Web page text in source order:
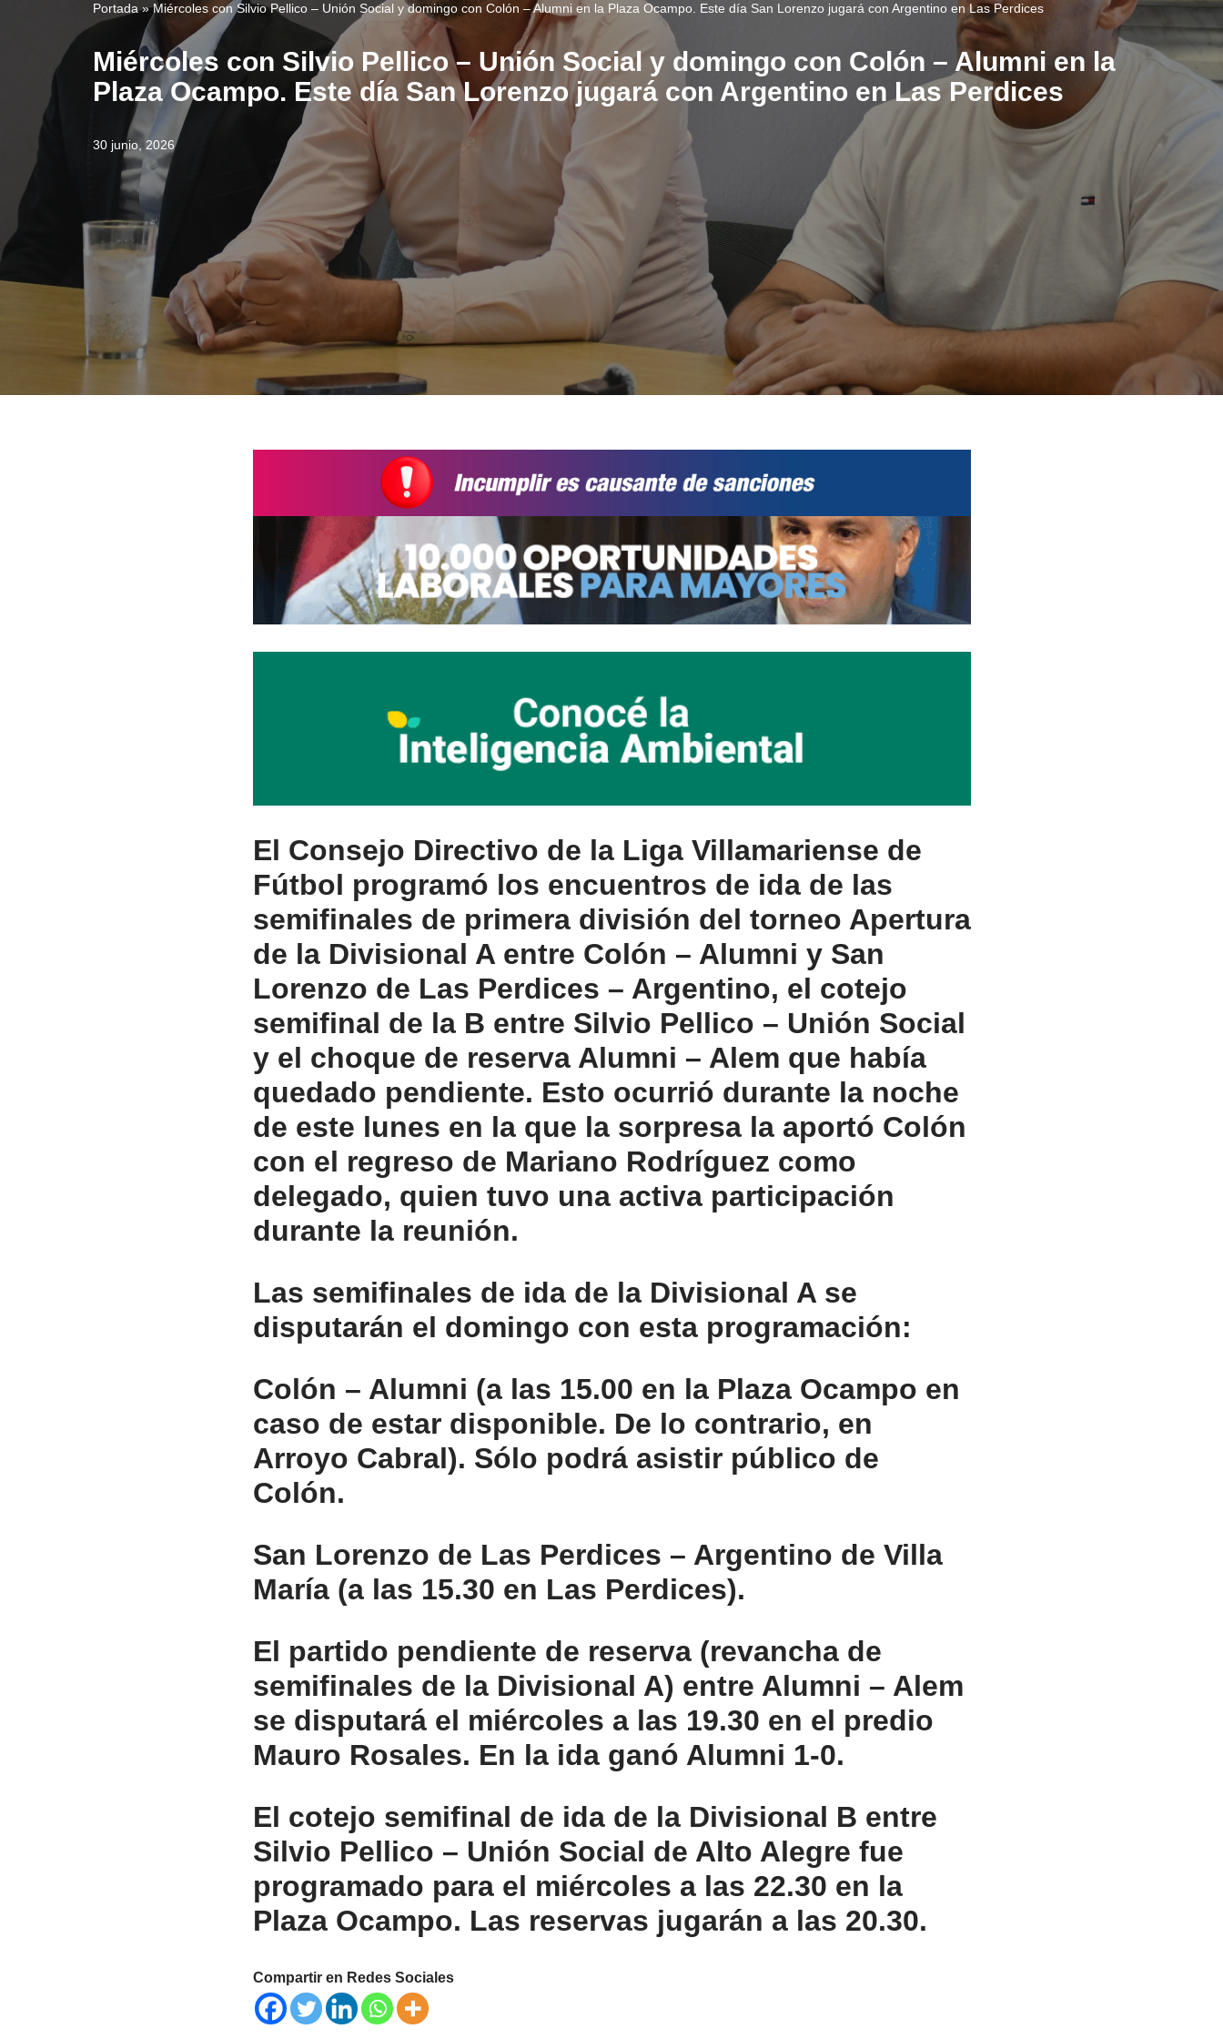
Portada»Miércoles con Silvio Pellico – Unión Social y domingo con Colón – Alumni en la Plaza Ocampo. Este día San Lorenzo jugará con Argentino en Las Perdices
Miércoles con Silvio Pellico – Unión Social y domingo con Colón – Alumni en la
Plaza Ocampo. Este día San Lorenzo jugará con Argentino en Las Perdices
30 junio, 2026
El Consejo Directivo de la Liga Villamariense de
Fútbol programó los encuentros de ida de las
semifinales de primera división del torneo Apertura
de la Divisional A entre Colón – Alumni y San
Lorenzo de Las Perdices – Argentino, el cotejo
semifinal de la B entre Silvio Pellico – Unión Social
y el choque de reserva Alumni – Alem que había
quedado pendiente. Esto ocurrió durante la noche
de este lunes en la que la sorpresa la aportó Colón
con el regreso de Mariano Rodríguez como
delegado, quien tuvo una activa participación
durante la reunión.
Las semifinales de ida de la Divisional A se
disputarán el domingo con esta programación:
Colón – Alumni (a las 15.00 en la Plaza Ocampo en
caso de estar disponible. De lo contrario, en
Arroyo Cabral). Sólo podrá asistir público de
Colón.
San Lorenzo de Las Perdices – Argentino de Villa
María (a las 15.30 en Las Perdices).
El partido pendiente de reserva (revancha de
semifinales de la Divisional A) entre Alumni – Alem
se disputará el miércoles a las 19.30 en el predio
Mauro Rosales. En la ida ganó Alumni 1-0.
El cotejo semifinal de ida de la Divisional B entre
Silvio Pellico – Unión Social de Alto Alegre fue
programado para el miércoles a las 22.30 en la
Plaza Ocampo. Las reservas jugarán a las 20.30.
Compartir en Redes Sociales